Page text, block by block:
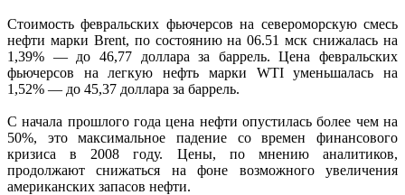
Стоимость февральских фьючерсов на североморскую смесь
нефти марки Brent, по состоянию на 06.51 мск снижалась на
1,39% — до 46,77 доллара за баррель. Цена февральских
фьючерсов на легкую нефть марки WTI уменьшалась на
1,52% — до 45,37 доллара за баррель.
С начала прошлого года цена нефти опустилась более чем на
50%, это максимальное падение со времен финансового
кризиса в 2008 году. Цены, по мнению аналитиков,
продолжают снижаться на фоне возможного увеличения
американских запасов нефти.